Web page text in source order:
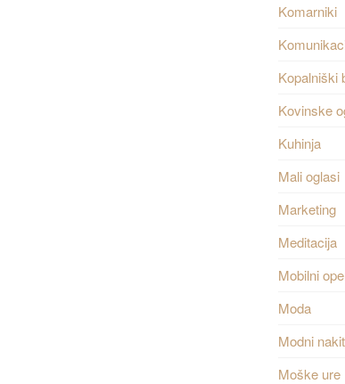
Komarniki
Kopalniški
Kovinske
Kuhinja
Mali oglasi
Marketing
Meditacija
Mobilni
Moda
Modni nakit
Moške ure